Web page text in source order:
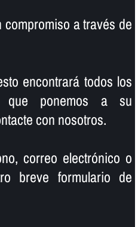
a través de
encontrará todos los
que ponemos a su
con nosotros.
correo electrónico o
breve formulario de